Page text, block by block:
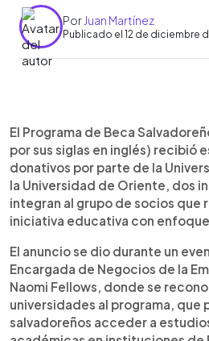
Por Juan Martínez
Publicado el 12 de diciembre
Escuchar artículo
El Programa de Beca
(SASP) recibió un donativo
de la Universidad Gerardo
de Oriente, que se suman a
empresas que apoyan esta
permitirá seguir ofreciendo
jóvenes salvadoreños
pasantías académicas en
programa, implementado por
Salvadoreño Americano, ha
millones en donaciones desde
años. Actualmente, El
crecimiento del 10.8 % en la
El Programa de Beca
por sus siglas en inglés) recibió
donativos por parte de la
la Universidad de Oriente, dos
integran al grupo de socios que
iniciativa educativa con
El anuncio se dio durante un
Encargada de Negocios de la
Naomi Fellows, donde se
universidades al programa, que
salvadoreños acceder a